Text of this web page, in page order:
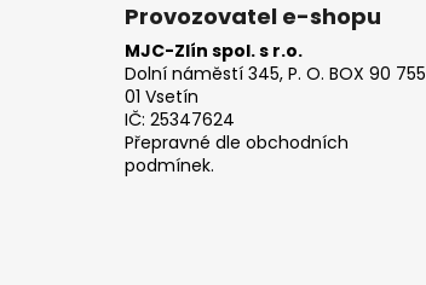
Provozovatel e-shopu
MJC-Zlín spol. s r.o.
Dolní náměstí 345, P. O. BOX 90 755
01 Vsetín
IČ: 25347624
Přepravné dle obchodních
podmínek.